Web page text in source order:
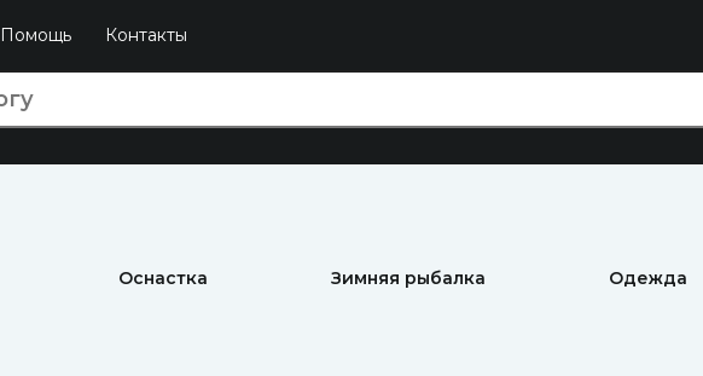
Помощь Контакты
Оснастка Зимняя рыбалка Одежда